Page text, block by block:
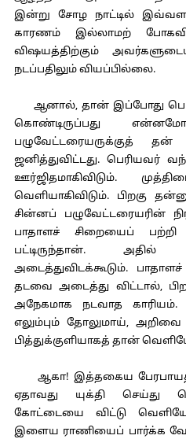
இன்று சோழ நாட்டில்
காரணம் இல்லாமற்
விஷயத்திற்கும்
நடப்பதிலும் வியப்பில்லை.
ஆனால், தான் இப்போது
கொண்டிருப்பது
பழுவேட்டரையருக்குத்
ஜனித்துவிட்டது. பெரியவர்
ஊர்ஜிதமாகிவிடும்.
வெளியாகிவிடும். பிறகு
சின்னப் பழுவேட்டரையரின்
பாதாளச் சிறையைப்
பட்டிருந்தான்.
அடைத்துவிடக்கூடும்.
தடவை அடைத்து விட்டால்,
அநேகமாக நடவாத காரியம்.
எலும்பும் தோலுமாய்,
பித்துக்குளியாகத் தான்
ஆகா! இத்தகைய
ஏதாவது யுக்தி செய்து
கோட்டையை விட்டு
இளைய ராணியைப் பார்க்க